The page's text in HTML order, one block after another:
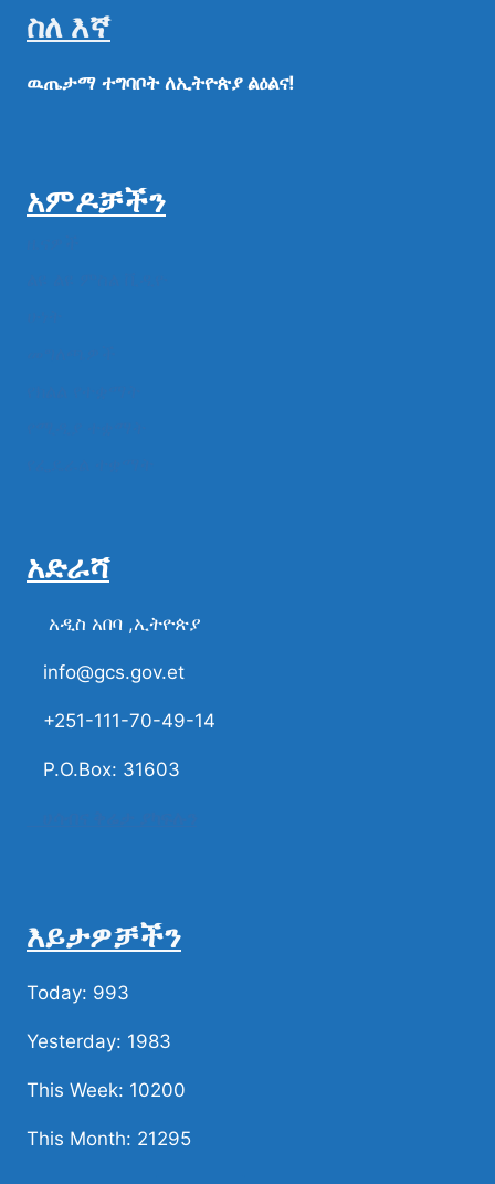
ስለ እኛ
ዉጤታማ ተግባቦት ለኢትዮጵያ ልዕልና!
አምዶቻችን
አድራሻ
አዲስ አበባ ,ኢትዮጵያ
info@gcs.gov.et
+251-111-70-49-14
P.O.Box: 31603
እይታዎቻችን
Today: 993
Yesterday: 1983
This Week: 10200
This Month: 21295